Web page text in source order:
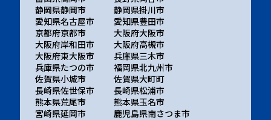
静岡県静岡市
静岡県掛川市
愛知県名古屋市
愛知県豊田市
京都府京都市
大阪府大阪市
大阪府岸和田市
大阪府高槻市
大阪府東大阪市
兵庫県三木市
兵庫県たつの市
福岡県北九州市
佐賀県小城市
佐賀県大町町
長崎県佐世保市
長崎県松浦市
熊本県荒尾市
熊本県玉名市
宮崎県延岡市
鹿児島県南さつま市